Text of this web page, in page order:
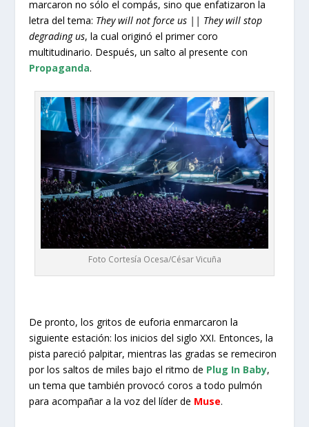
marcaron no sólo el compás, sino que enfatizaron la
letra del tema: They will not force us || They will stop
degrading us, la cual originó el primer coro
multitudinario. Después, un salto al presente con
Propaganda.
Foto Cortesía Ocesa/César Vicuña
De pronto, los gritos de euforia enmarcaron la
siguiente estación: los inicios del siglo XXI. Entonces, la
pista pareció palpitar, mientras las gradas se remeciron
por los saltos de miles bajo el ritmo de Plug In Baby,
un tema que también provocó coros a todo pulmón
para acompañar a la voz del líder de Muse.